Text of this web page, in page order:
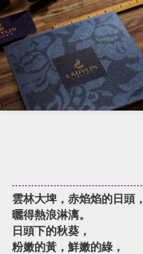
雲林大埤，赤焰焰的日頭，
曬得熱浪淋漓。
日頭下的秋葵，
粉嫩的黃，鮮嫩的綠，